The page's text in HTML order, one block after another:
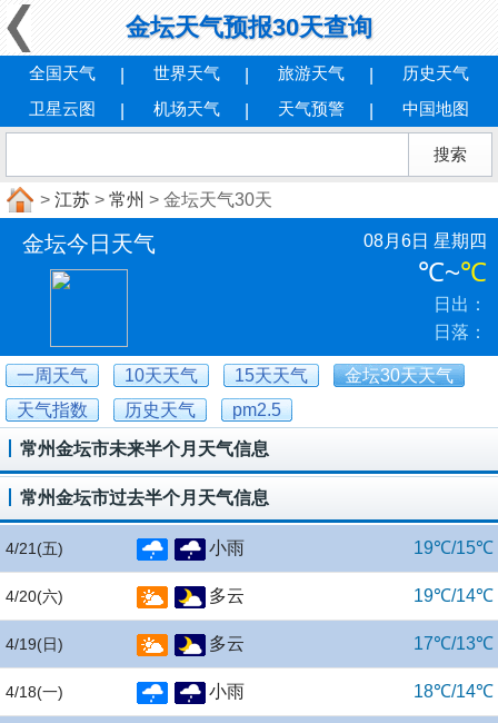
金坛天气预报30天查询
全国天气 世界天气 旅游天气
历史天气
卫星云图
机场天气 天气预警 中国地图
> 江苏 > 常州 > 金坛天气30天
金坛今日天气 08月6日 星期四
℃~℃
日出：
日落：
一周天气 10天天气 15天天气
金坛30天天气
天气指数
历史天气 pm2.5
常州金坛市未来半个月天气信息
常州金坛市过去半个月天气信息
4/21 (五) 小雨 19℃/15℃
4/20(六) 多云 19℃/14℃
4/19(日) 多云 17℃/13℃
4/18(一) 小雨 18℃/14℃